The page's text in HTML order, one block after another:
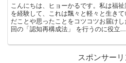
こんにちは、ヒョーかるです。私は福
を経験して、これは飄々と軽々と生き
だことや思ったことをコツコツお届け
回の「認知再構成法」 を行うのに役立...
スポンサーリ